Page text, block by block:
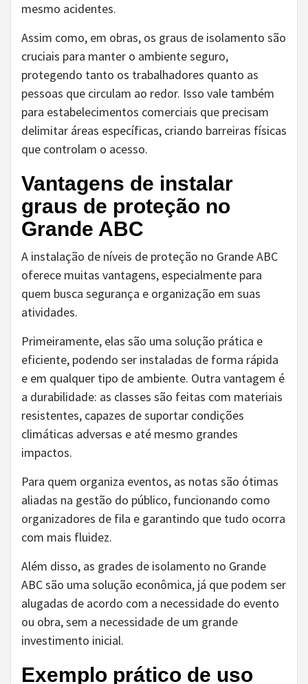
mesmo acidentes.
Assim como, em obras, os graus de isolamento são
cruciais para manter o ambiente seguro,
protegendo tanto os trabalhadores quanto as
pessoas que circulam ao redor. Isso vale também
para estabelecimentos comerciais que precisam
delimitar áreas específicas, criando barreiras físicas
que controlam o acesso.
Vantagens de instalar
graus de proteção no
Grande ABC
A instalação de níveis de proteção no Grande ABC
oferece muitas vantagens, especialmente para
quem busca segurança e organização em suas
atividades.
Primeiramente, elas são uma solução prática e
eficiente, podendo ser instaladas de forma rápida
e em qualquer tipo de ambiente. Outra vantagem é
a durabilidade: as classes são feitas com materiais
resistentes, capazes de suportar condições
climáticas adversas e até mesmo grandes
impactos.
Para quem organiza eventos, as notas são ótimas
aliadas na gestão do público, funcionando como
organizadores de fila e garantindo que tudo ocorra
com mais fluidez.
Além disso, as grades de isolamento no Grande
ABC são uma solução econômica, já que podem ser
alugadas de acordo com a necessidade do evento
ou obra, sem a necessidade de um grande
investimento inicial.
Exemplo prático de uso